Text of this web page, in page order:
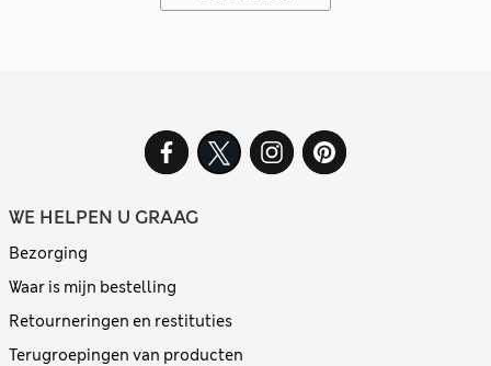
WE HELPEN U GRAAG
Bezorging
Waar is mijn bestelling
Retourneringen en restituties
Terugroepingen van producten